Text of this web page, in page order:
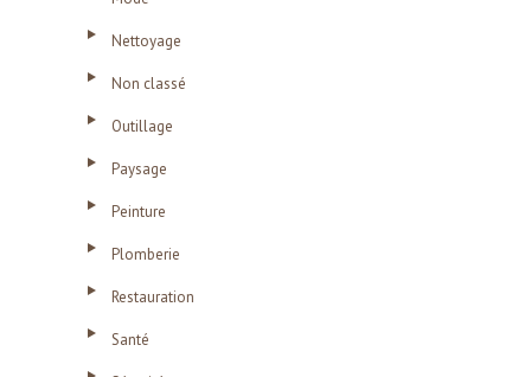
Nettoyage
Non classé
Outillage
Paysage
Peinture
Plomberie
Restauration
Santé